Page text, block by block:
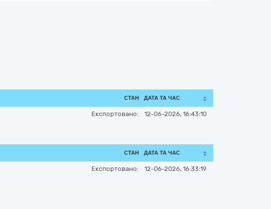
СТАН ДАТА ТА ЧАС
Експортовано: 12-06-2026, 16:43:10
СТАН ДАТА ТА ЧАС
Експортовано: 12-06-2026, 16:33:19